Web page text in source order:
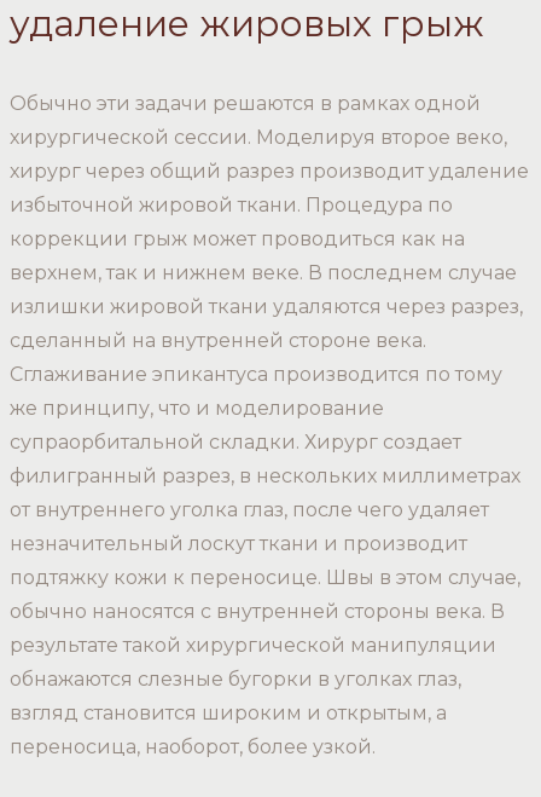
удаление жировых грыж
Обычно эти задачи решаются в рамках одной
хирургической сессии. Моделируя второе веко,
хирург через общий разрез производит удаление
избыточной жировой ткани. Процедура по
коррекции грыж может проводиться как на
верхнем, так и нижнем веке. В последнем случае
излишки жировой ткани удаляются через разрез,
сделанный на внутренней стороне века.
Сглаживание эпикантуса производится по тому
же принципу, что и моделирование
супраорбитальной складки. Хирург создает
филигранный разрез, в нескольких миллиметрах
от внутреннего уголка глаз, после чего удаляет
незначительный лоскут ткани и производит
подтяжку кожи к переносице. Швы в этом случае,
обычно наносятся с внутренней стороны века. В
результате такой хирургической манипуляции
обнажаются слезные бугорки в уголках глаз,
взгляд становится широким и открытым, а
переносица, наоборот, более узкой.